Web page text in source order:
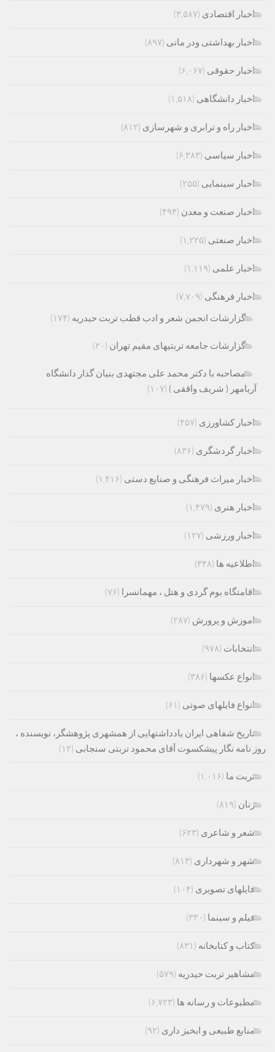
اخبار اقتصادی (۳,۵۸۷)
اخبار بهداشتی ودر مانی (۸۹۷)
اخبار حقوقی (۶,۰۶۷)
اخبار دانشگاهی (۱,۵۱۸)
اخبار راه و ترابری و شهرسازی (۸۱۲)
اخبار سیاسی (۶,۳۸۳)
اخبار سینمایی (۲۵۵)
اخبار صنعت و معدن (۴۹۴)
اخبار صنعتی (۱,۲۲۵)
اخبار علمی (۱,۱۱۹)
اخبار فرهنگی (۷,۷۰۹)
گزارشات انجمن شعر و ادب قطب تربت حیدریه (۱۷۴)
گزارشات جامعه تربتیهای مقیم تهران (۲۰)
مصاحبه با دکتر محمد علی مجتهدی بنیان گذار دانشگاه
آریامهر ( شریف واقفی ) (۱۰۷)
اخبار کشاورزی (۴۵۷)
اخبار گردشگری (۸۳۶)
اخبار میراث فرهنگی و صنایع دستی (۱,۴۱۶)
اخبار هنری (۱,۴۷۹)
اخبار ورزشی (۱۲۷)
اطلاعیه ها (۳۴۸)
اقامتگاه بوم گردی و هتل ، مهمانسرا (۷۶)
اموزش و پرورش (۲۸۷)
انتخابات (۹۷۸)
انواع عکسها (۳۸۶)
انواع فایلهای صوتی (۶۱)
تاریخ شفاهی ایران یادداشتهایی از همشهری پژوهشگر، نویسنده ،
روز نامه نگار پیشکسوت آقای محمود تربتی سنجابی (۱۲)
تربت ما (۱,۰۱۶)
زنان (۸۱۹)
شعر و شاعری (۶۲۳)
شهر و شهرداری (۸۱۳)
فایلهای تصویری (۱۰۴)
فیلم و سینما (۳۳۰)
کتاب و کتابخانه (۸۳۱)
مشاهیر تربت حیدریه (۵۷۹)
مطبوعات و رسانه ها (۶,۷۲۳)
منابع طبیعی و ابخیز داری (۹۲)